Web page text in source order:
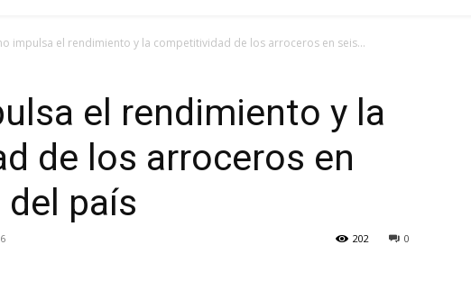
impulsa el rendimiento y la competitividad de los arroceros en seis...
el rendimiento y la
de los arroceros en
país
0
202